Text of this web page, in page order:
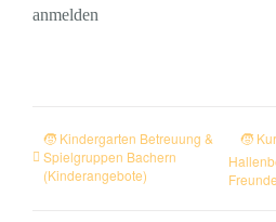
anmelden
🧒 Kindergarten Betreuung &
Spielgruppen Bachern
(Kinderangebote)
🧒